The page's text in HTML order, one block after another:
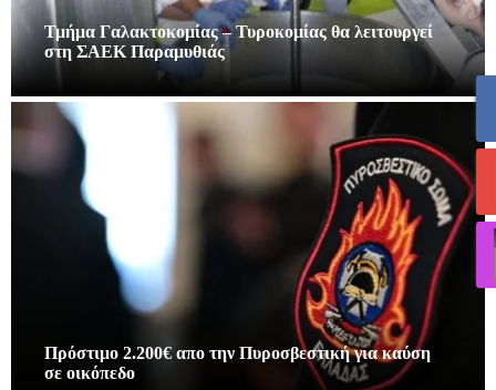
Τμήμα Γαλακτοκομίας – Τυροκομίας θα λειτουργεί
στη ΣΑΕΚ Παραμυθιάς
Πρόστιμο 2.200€ απο την Πυροσβεστική για καύση
σε οικόπεδο